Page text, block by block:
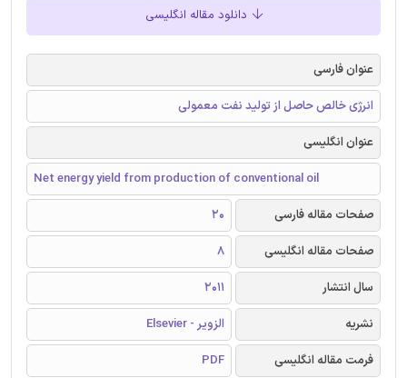
دانلود مقاله انگلیسی
عنوان فارسی
انرژی خالص حاصل از تولید نفت معمولی
عنوان انگلیسی
Net energy yield from production of conventional oil
صفحات مقاله فارسی
20
صفحات مقاله انگلیسی
8
سال انتشار
2011
نشریه
الزویر - Elsevier
فرمت مقاله انگلیسی
PDF